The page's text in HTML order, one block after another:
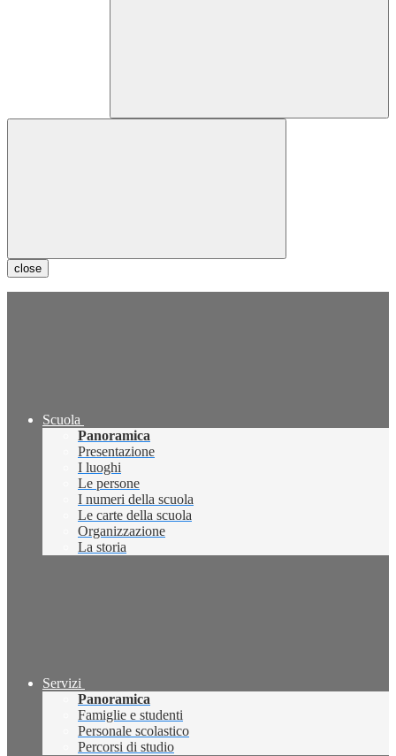
close
Scuola
Panoramica
Presentazione
I luoghi
Le persone
I numeri della scuola
Le carte della scuola
Organizzazione
La storia
Servizi
Panoramica
Famiglie e studenti
Personale scolastico
Percorsi di studio